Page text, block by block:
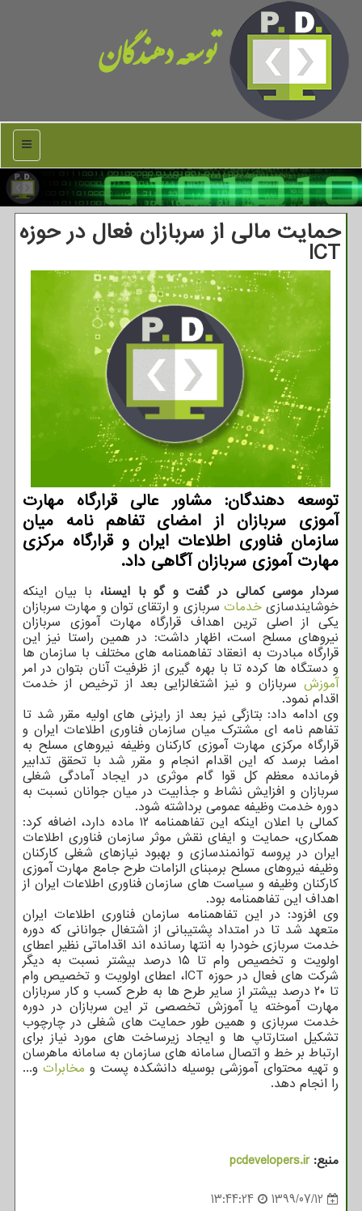
توسعه دهندگان
منو
حمایت مالی از سربازان فعال در حوزه
ICT
توسعه دهندگان: مشاور عالی قرارگاه مهارت
آموزی سربازان از امضای تفاهم نامه میان
سازمان فناوری اطلاعات ایران و قرارگاه مركزی
مهارت آموزی سربازان آگاهی داد.
سردار موسی کمالی در گفت و گو با ایسنا، با بیان اینکه
خوشایندسازیخدمات سربازی و ارتقای توان و مهارت سربازان
یکی از اصلی ترین اهداف قرارگاه مهارت آموزی سربازان
نیروهای مسلح است، اظهار داشت: در همین راستا نیز این
قرارگاه مبادرت به انعقاد تفاهمنامه های مختلف با سازمان ها
و دستگاه ها کرده تا با بهره گیری از ظرفیت آنان بتوان در امر
آموزش سربازان و نیز اشتغالزایی بعد از ترخیص از خدمت
اقدام نمود.
وی ادامه داد: بتازگی نیز بعد از رایزنی های اولیه مقرر شد تا
تفاهم نامه ای مشترک میان سازمان فناوری اطلاعات ایران و
قرارگاه مرکزی مهارت آموزی کارکنان وظیفه نیروهای مسلح به
امضا برسد که این اقدام انجام و مقرر شد با تحقق تدابیر
فرمانده معظم کل قوا گام موثری در ایجاد آمادگی شغلی
سربازان و افزایش نشاط و جذابیت در میان جوانان نسبت به
دوره خدمت وظیفه عمومی برداشته شود.
کمالی با اعلان اینکه این تفاهمنامه ۱۲ ماده دارد، اضافه کرد:
همکاری، حمایت و ایفای نقش موثر سازمان فناوری اطلاعات
ایران در پروسه توانمندسازی و بهبود نیازهای شغلی کارکنان
وظیفه نیروهای مسلح برمبنای الزامات طرح جامع مهارت آموزی
کارکنان وظیفه و سیاست های سازمان فناوری اطلاعات ایران از
اهداف این تفاهمنامه بود.
وی افزود: در این تفاهمنامه سازمان فناوری اطلاعات ایران
متعهد شد تا در امتداد پشتیبانی از اشتغال جوانانی که دوره
خدمت سربازی خودرا به انتها رسانده اند اقداماتی نظیر اعطای
اولویت و تخصیص وام تا ۱۵ درصد بیشتر نسبت به دیگر
شرکت های فعال در حوزه ICT، اعطای اولویت و تخصیص وام
تا ۲۰ درصد بیشتر از سایر طرح ها به طرح کسب و کار سربازان
مهارت آموخته یا آموزش تخصصی تر این سربازان در دوره
خدمت سربازی و همین طور حمایت های شغلی در چارچوب
تشکیل استارتاپ ها و ایجاد زیرساخت های مورد نیاز برای
ارتباط بر خط و اتصال سامانه های سازمان به سامانه ماهرسان
و تهیه محتوای آموزشی بوسیله دانشکده پست و مخابراتو...
را انجام دهد.
منبع:pcdevelopers.ir
1399/07/12
13:44:24